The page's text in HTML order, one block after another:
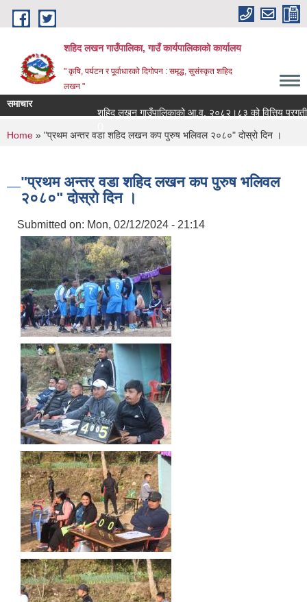
Skip to main content
शहिद लखन गाउँपालिका, गाउँ कार्यपालिकाको कार्यालय
" कृषि, पर्यटन र पूर्वाधारको दिगोपन : समृद्ध, सुसंस्कृत शहिद
लखन "
समाचार
शहिद लखन गाउँपालिकाको आ.व. २०८२।८३ को वित्तिय प्रगती
You are here
Home » "प्रथम अन्तर वडा शहिद लखन कप पुरुष भलिवल २०८०" दोस्रो दिन ।
"प्रथम अन्तर वडा शहिद लखन कप पुरुष भलिवल
२०८०" दोस्रो दिन ।
Submitted on: Mon, 02/12/2024 - 21:14